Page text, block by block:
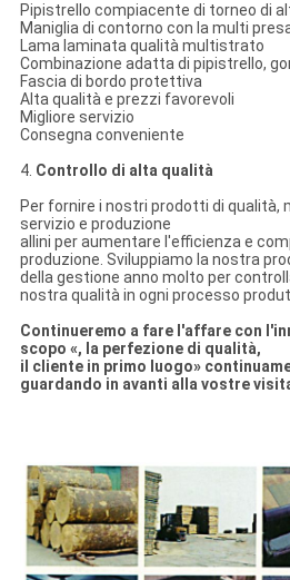
Pipistrello compiacente di torneo di
Maniglia di contorno con la multi
Lama laminata qualità multistrato
Combinazione adatta di pipistrello,
Fascia di bordo protettiva
Alta qualità e prezzi favorevoli
Migliore servizio
Consegna conveniente
4. Controllo di alta qualità
Per fornire i nostri prodotti di qualità,
servizio e produzione
allini per aumentare l'efficienza e
produzione. Sviluppiamo la nostra
della gestione anno molto per
nostra qualità in ogni processo
Continueremo a fare l'affare con
scopo «, la perfezione di qualità,
il cliente in primo luogo»
guardando in avanti alla vostre